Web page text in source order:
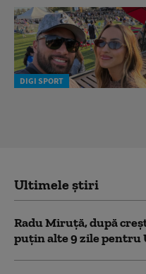
DIGI SPORT
Ultimele știri
Radu Miruță, după
puțin alte 9 zile pentru